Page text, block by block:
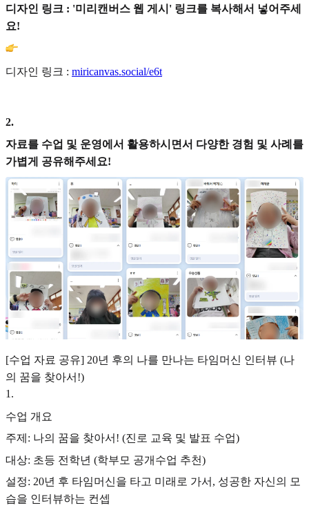
디자인 링크 : '미리캔버스 웹 게시' 링크를 복사해서 넣어주세
요!
디자인 링크 : miricanvas.social/e6t
2.
자료를 수업 및 운영에서 활용하시면서 다양한 경험 및 사례를
가볍게 공유해주세요!
[수업 자료 공유] 20년 후의 나를 만나는 타임머신 인터뷰 (나
의 꿈을 찾아서!)
1 .
수업 개요
주제: 나의 꿈을 찾아서! (진로 교육 및 발표 수업)
대상: 초등 전학년 (학부모 공개수업 추천)
설정: 20년 후 타임머신을 타고 미래로 가서, 성공한 자신의 모
습을 인터뷰하는 컨셉